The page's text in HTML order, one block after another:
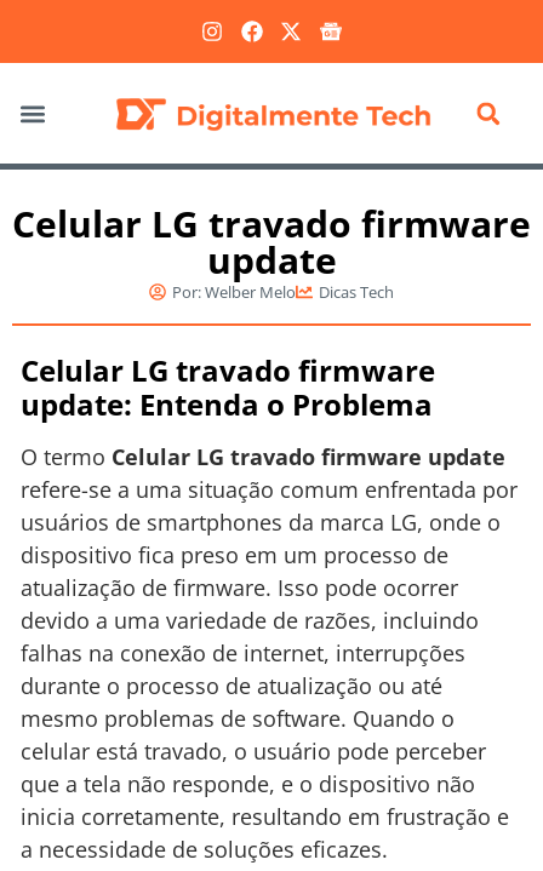
Celular LG travado firmware
update
Por:Welber Melo Dicas Tech
Celular LG travado firmware
update: Entenda o Problema
O termo Celular LG travado firmware update
refere-se a uma situação comum enfrentada por
usuários de smartphones da marca LG, onde o
dispositivo fica preso em um processo de
atualização de firmware. Isso pode ocorrer
devido a uma variedade de razões, incluindo
falhas na conexão de internet, interrupções
durante o processo de atualização ou até
mesmo problemas de software. Quando o
celular está travado, o usuário pode perceber
que a tela não responde, e o dispositivo não
inicia corretamente, resultando em frustração e
a necessidade de soluções eficazes.